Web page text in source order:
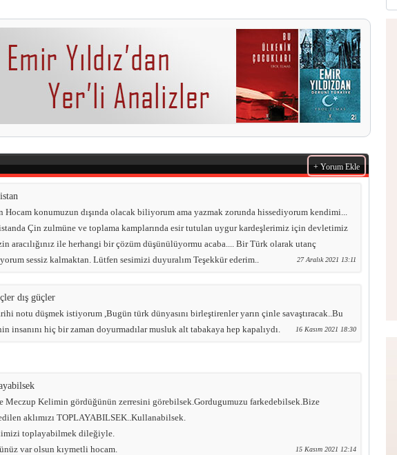
+ Yorum Ekle
Hocam konumuzun dışında olacak biliyorum ama yazmak zorunda hissediyorum kendimi...
Çin zulmüne ve toplama kamplarında esir tutulan uygur kardeşlerimiz için devletimiz
aracılığınız ile herhangi bir çözüm düşünülüyormu acaba.... Bir Türk olarak utanç
sessiz kalmaktan. Lütfen sesimizi duyuralım Teşekkür ederim..
27 Aralık 2021 13:11
dış güçler
notu düşmek istiyorum ,Bugün türk dünyasını birleştirenler yarın çinle savaştıracak..Bu
insanını hiç bir zaman doyurmadılar musluk alt tabakaya hep kapalıydı.
16 Kasım 2021 18:30
Meczup Kelimin gördüğünün zerresini görebilsek.Gordugumuzu farkedebilsek.Bize
aklımızı TOPLAYABILSEK..Kullanabilsek.
toplayabilmek dileğiyle.
var olsun kıymetli hocam.
15 Kasım 2021 12:14